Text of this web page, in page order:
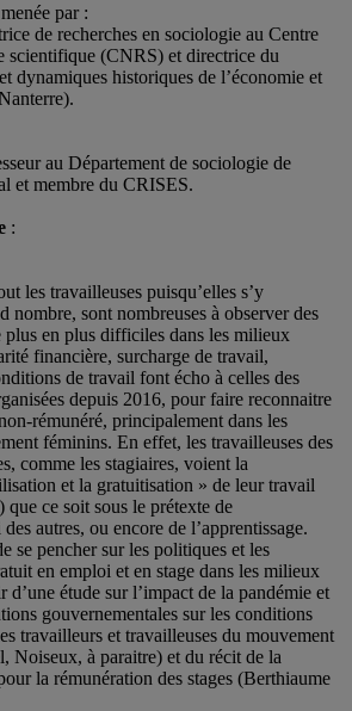
par :
de recherches en sociologie au Centre
scientifique (CNRS) et directrice du
dynamiques historiques de l’économie et
au Département de sociologie de
et membre du CRISES.
:
les travailleuses puisqu’elles s’y
nombre, sont nombreuses à observer des
en plus difficiles dans les milieux
financière, surcharge de travail,
de travail font écho à celles des
depuis 2016, pour faire reconnaitre
rémunéré, principalement dans les
féminins. En effet, les travailleuses des
comme les stagiaires, voient la
et la gratuitisation » de leur travail
ce soit sous le prétexte de
autres, ou encore de l’apprentissage.
se pencher sur les politiques et les
en emploi et en stage dans les milieux
d’une étude sur l’impact de la pandémie et
gouvernementales sur les conditions
travailleurs et travailleuses du mouvement
Noiseux, à paraitre) et du récit de la
la rémunération des stages (Berthiaume